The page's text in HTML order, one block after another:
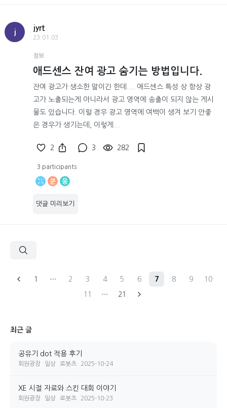
j
jyrt
23.01.03
정보
애드센스 잔여 광고 숨기는 방법입니다.
잔여 광고가 생소한 말이긴 한데.... 애드센스 특성 상 항상 광
고가 노출되는게 아니라서 광고 영역에 송출이 되지 않는 게시
물도 있습니다. 이럴 경우 광고 영역에 여백이 생겨 보기 안좋
은 경우가 생기는데, 이렇게...
2 3 282
3 participants
쿤 웅
댓글 미리보기
1 2 3 4 5 6 7 8 9 10
11 21
최근 글
공유기 dot 적용 후기
회원광장 일상 로봇츠 2025-10-24
XE 시절 자료와 스킨 대회 이야기
회원광장 일상 로봇츠 2025-10-23